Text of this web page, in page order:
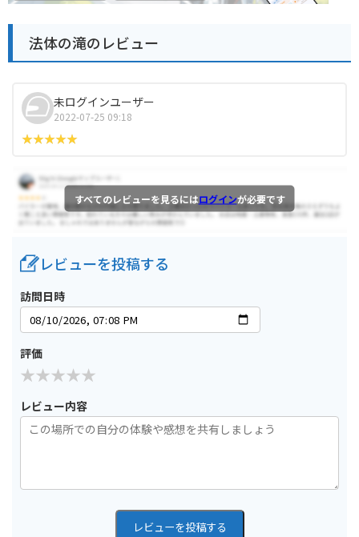
法体の滝のレビュー
未ログインユーザー
2022-07-25 09:18
すべてのレビューを見るにはログインが必要です
レビューを投稿する
訪問日時
評価
レビュー内容
レビューを投稿する